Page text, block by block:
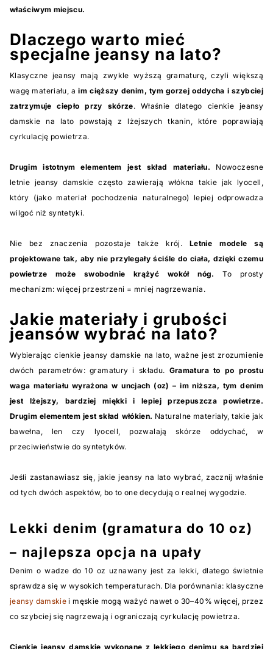
właściwym miejscu.
Dlaczego warto mieć
specjalne jeansy na lato?
Klasyczne jeansy mają zwykle wyższą gramaturę, czyli większą
wagę materiału, aim cięższy denim, tym gorzej oddycha i szybciej
zatrzymuje ciepło przy skórze. Właśnie dlatego cienkie jeansy
damskie na lato powstają z lżejszych tkanin, które poprawiają
cyrkulację powietrza.
Drugim istotnym elementem jest skład materiału. Nowoczesne
letnie jeansy damskie często zawierają włókna takie jak lyocell,
który (jako materiał pochodzenia naturalnego) lepiej odprowadza
wilgoć niż syntetyki.
Nie bez znaczenia pozostaje także krój.Letnie modele są
projektowane tak, aby nie przylegały ściśle do ciała, dzięki czemu
powietrze może swobodnie krążyć wokół nóg.
To prosty
mechanizm: więcej przestrzeni = mniej nagrzewania.
Jakie materiały i grubości
jeansów wybrać na lato?
Wybierając cienkie jeansy damskie na lato, ważne jest zrozumienie
dwóch parametrów: gramatury i składu. Gramatura to po prostu
waga materiału wyrażona w uncjach (oz) – im niższa, tym denim
jest lżejszy, bardziej miękki i lepiej przepuszcza powietrze.
Drugim elementem jest skład włókien. Naturalne materiały, takie jak
bawełna, len czy lyocell, pozwalają skórze oddychać, w
przeciwieństwie do syntetyków.
Jeśli zastanawiasz się, jakie jeansy na lato wybrać, zacznij właśnie
od tych dwóch aspektów, bo to one decydują o realnej wygodzie.
Lekki denim (gramatura do 10 oz)
– najlepsza opcja na upały
Denim o wadze do 10 oz uznawany jest za lekki, dlatego świetnie
sprawdza się w wysokich temperaturach. Dla porównania: klasyczne
jeansy damskie i męskie mogą ważyć nawet o 30–40% więcej, przez
co szybciej się nagrzewają i ograniczają cyrkulację powietrza.
Cienkie jeansy damskie wykonane z lekkiego denimu są bardziej